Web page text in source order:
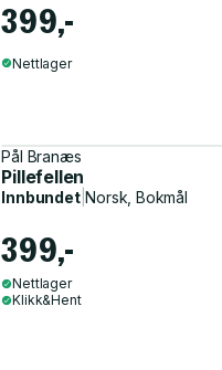
399,-
Nettlager
Pål Branæs
Pillefellen
Innbundet|Norsk, Bokmål
399,-
Nettlager
Klikk&Hent